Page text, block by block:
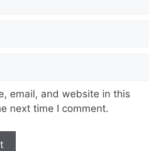
email, and website in this
next time I comment.